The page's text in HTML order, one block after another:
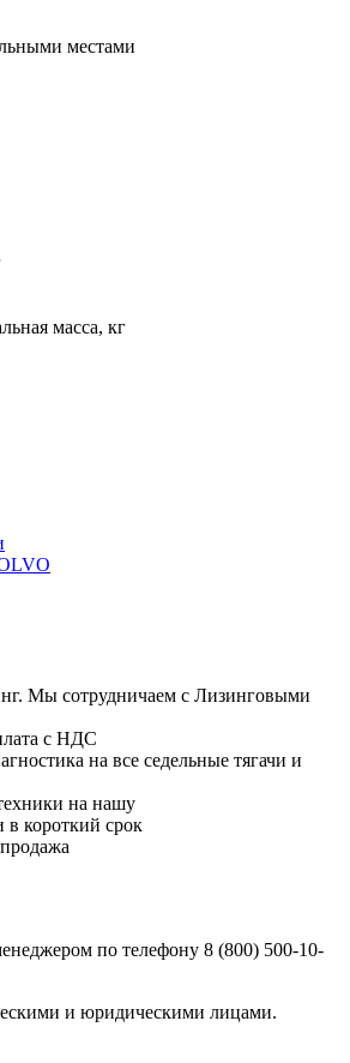
местами
масса, кг
Мы сотрудничаем с Лизинговыми
с НДС
на все седельные тягачи и
на нашу
короткий срок
по телефону 8 (800) 500-10-
и юридическими лицами.